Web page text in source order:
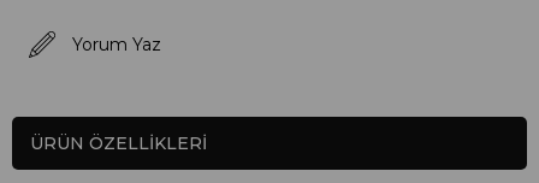
Yorum Yaz
ÜRÜN ÖZELLIKLERI